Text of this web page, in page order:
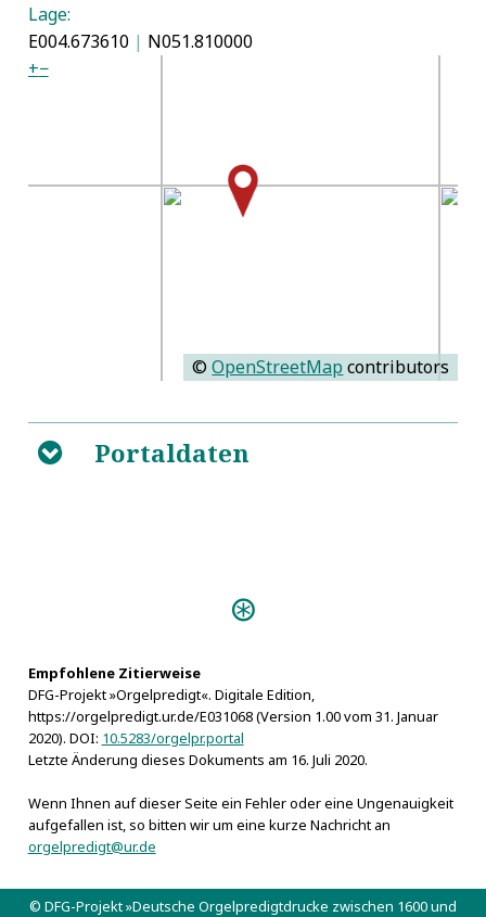
Lage:
E004.673610 | N051.810000
+−
©OpenStreetMap contributors
B Portaldaten
Lindt, Willem van der
Vossius, Gerardus Joannes
Empfohlene Zitierweise
DFG-Projekt »Orgelpredigt«. Digitale Edition,
https://orgelpredigt.ur.de/E031068 (Version 1.00 vom 31. Januar
2020). DOI: 10.5283/orgelpr.portal
Letzte Änderung dieses Dokuments am 16. Juli 2020.
Wenn Ihnen auf dieser Seite ein Fehler oder eine Ungenauigkeit
aufgefallen ist, so bitten wir um eine kurze Nachricht an
orgelpredigt@ur.de
© DFG-Projekt »Deutsche Orgelpredigtdrucke zwischen 1600 und